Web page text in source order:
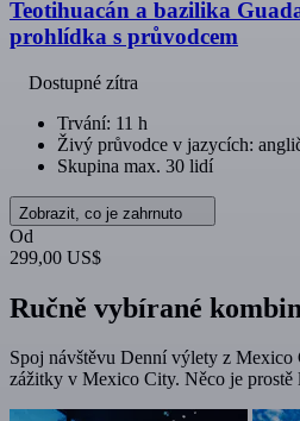
Teotihuacán a bazilika
prohlídka s průvodcem
Dostupné zítra
Trvání: 11 h
Živý průvodce v jazycích:
Skupina max. 30 lidí
Zobrazit, co je zahrnuto
Od
299,00 US$
Ručně vybírané
Spoj návštěvu Denní výlety z
zážitky v Mexico City. Něco je prostě